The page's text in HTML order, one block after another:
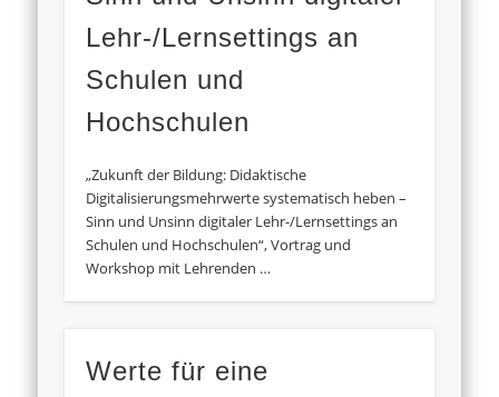
Lehr-/Lernsettings an
Schulen und
Hochschulen
„Zukunft der Bildung: Didaktische
Digitalisierungsmehrwerte systematisch heben –
Sinn und Unsinn digitaler Lehr-/Lernsettings an
Schulen und Hochschulen“, Vortrag und
Workshop mit Lehrenden …
Werte für eine